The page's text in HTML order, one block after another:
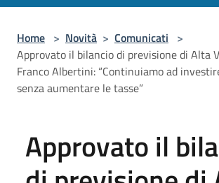
Home > Novità > Comunicati >
Approvato il bilancio di previsione di Alta
Franco Albertini: “Continuiamo ad
senza aumentare le tasse”
Approvato il